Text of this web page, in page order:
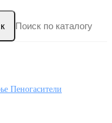
Пеногасители